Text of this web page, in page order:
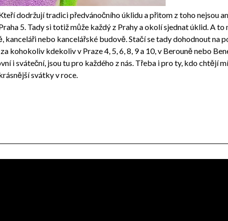
dodržují tradici předvánočního úklidu a přitom z toho nejsou
5. Tady si totiž může každý z Prahy a okolí sjednat úklid. A
kanceláři nebo kancelářské budově. Stačí se tady dohodnout na
kohokoliv kdekoliv v Praze 4, 5, 6, 8, 9 a 10, v Berouně nebo
i sváteční, jsou tu pro každého z nás. Třeba i pro ty, kdo chtějí
svátky v roce.